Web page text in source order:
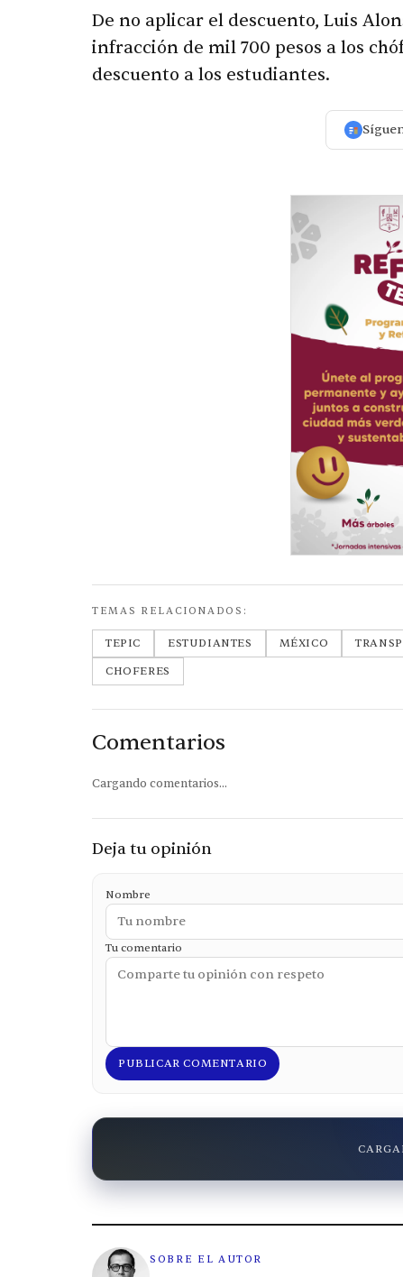
De no aplicar el descuento, Luis
infracción de mil 700 pesos a los
descuento a los estudiantes.
TEMAS RELACIONADOS:
TEPIC ESTUDIANTES MÉXICO
CHOFERES
Comentarios
Cargando comentarios...
Deja tu opinión
Nombre
Tu comentario
PUBLICAR COMENTARIO
SOBRE EL AUTOR